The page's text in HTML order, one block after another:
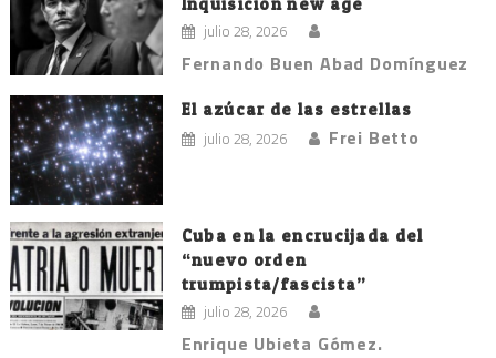
julio 28, 2026
Fernando Buen Abad Domínguez
El azúcar de las estrellas
julio 28, 2026 Frei Betto
Cuba en la encrucijada del
“nuevo orden
trumpista/fascista”
julio 28, 2026
Enrique Ubieta Gómez.